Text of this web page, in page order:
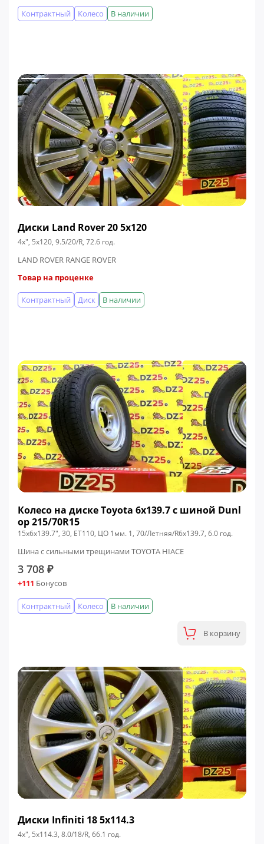
В наличии
Колесо
Контрактный
Диски Land Rover 20 5x120
4x", 5x120, 9.5/20/R, 72.6 год.
LAND ROVER RANGE ROVER
Товар на проценке
В наличии
Диск
Контрактный
Колесо на диске Toyota 6x139.7 c шиной Dunl
op 215/70R15
15x6x139.7", 30, ЕТ110, ЦО 1мм. 1, 70/Летняя/R6x139.7, 6.0 год.
Шина с сильными трещинами TOYOTA HIACE
3 708 ₽
+111 Бонусов
В наличии
Колесо
Контрактный
В корзину
Диски Infiniti 18 5x114.3
4x", 5x114.3, 8.0/18/R, 66.1 год.